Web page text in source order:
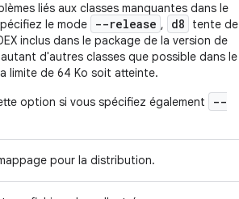
liés aux classes manquantes dans le
le mode
--release , d8
tente de
inclus dans le package de la version de
d'autres classes que possible dans le
limite de 64 Ko soit atteinte.
option si vous spécifiez également
--
pour la distribution.